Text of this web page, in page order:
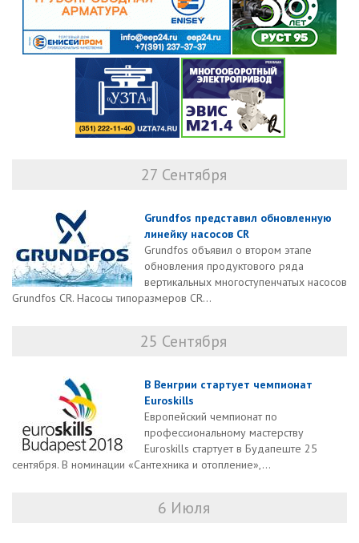
27 Сентября
Grundfos представил обновленную
линейку насосов CR
Grundfos объявил о втором этапе
обновления продуктового ряда
вертикальных многоступенчатых насосов
Grundfos CR. Насосы типоразмеров CR...
25 Сентября
В Венгрии стартует чемпионат
Euroskills
Европейский чемпионат по
профессиональному мастерству
Euroskills стартует в Будапеште 25
сентября. В номинации «Сантехника и отопление»,...
6 Июля